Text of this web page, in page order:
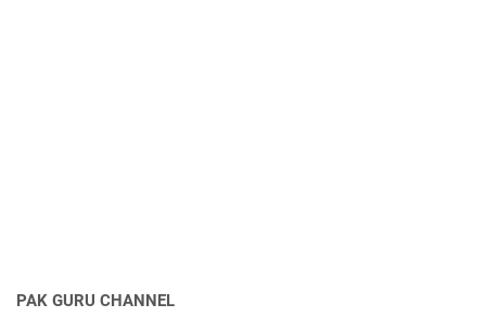
PAK GURU CHANNEL